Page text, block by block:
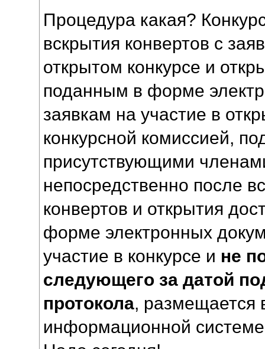
Процедура какая?
вскрытия конвертов с
открытом конкурсе и
поданным в форме
заявкам на участие в
конкурсной комиссией,
присутствующими
непосредственно после
конвертов и открытия
форме электронных
участие в конкурсе и не
следующего за датой
протокола, размещается
информационной